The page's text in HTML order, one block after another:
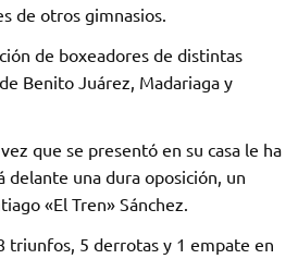
de otros gimnasios.
de boxeadores de distintas
Benito Juárez, Madariaga y
que se presentó en su casa le ha
una dura oposición, un
«El Tren» Sánchez.
triunfos, 5 derrotas y 1 empate en